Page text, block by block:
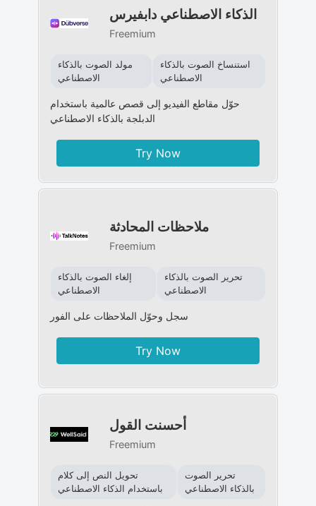
الذكاء الاصطناعي دابفيرس
Freemium
مولد الصوت بالذكاء
الاصطناعي
استنساخ الصوت بالذكاء
الاصطناعي
حوّل مقاطع الفيديو إلى قصص عالمية باستخدام
الدبلجة بالذكاء الاصطناعي
Try Now
ملاحظات المحادثة
Freemium
إلغاء الصوت بالذكاء
الاصطناعي
تحرير الصوت بالذكاء
الاصطناعي
سجل وحوّل الملاحظات على الفور
Try Now
أحسنت القول
Freemium
تحويل النص إلى كلام
باستخدام الذكاء الاصطناعي
تحرير الصوت
بالذكاء الاصطناعي